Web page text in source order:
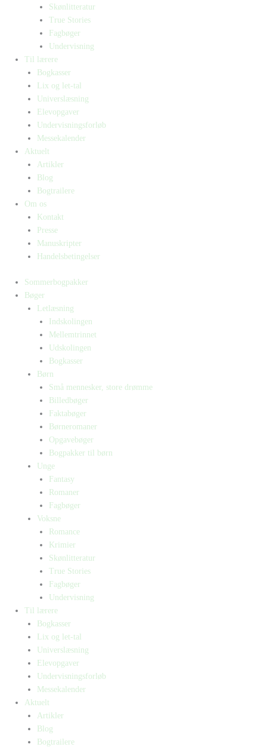
Skønlitteratur
True Stories
Fagbøger
Undervisning
Til lærere
Bogkasser
Lix og let-tal
Universlæsning
Elevopgaver
Undervisningsforløb
Messekalender
Aktuelt
Artikler
Blog
Bogtrailere
Om os
Kontakt
Presse
Manuskripter
Handelsbetingelser
Sommerbogpakker
Bøger
Letlæsning
Indskolingen
Mellemtrinnet
Udskolingen
Bogkasser
Børn
Små mennesker, store drømme
Billedbøger
Faktabøger
Børneromaner
Opgavebøger
Bogpakker til børn
Unge
Fantasy
Romaner
Fagbøger
Voksne
Romance
Krimier
Skønlitteratur
True Stories
Fagbøger
Undervisning
Til lærere
Bogkasser
Lix og let-tal
Universlæsning
Elevopgaver
Undervisningsforløb
Messekalender
Aktuelt
Artikler
Blog
Bogtrailere